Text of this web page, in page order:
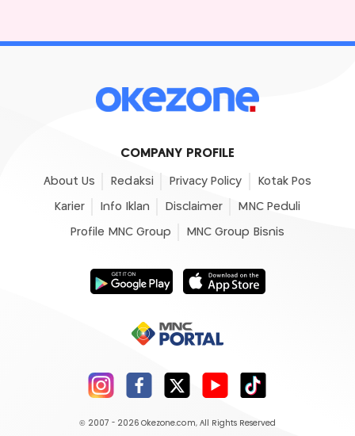
COMPANY PROFILE
About Us Redaksi Privacy Policy Kotak Pos
Karier Info Iklan Disclaimer MNC Peduli
Profile MNC Group MNC Group Bisnis
© 2007 - 2026 Okezone.com, All Rights Reserved